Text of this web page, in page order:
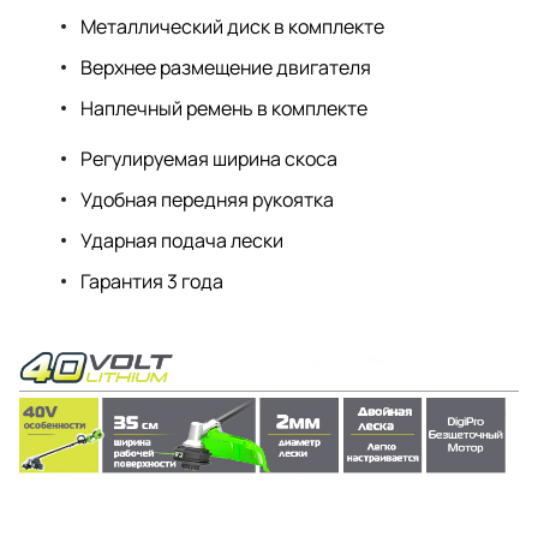
Металлический диск в комплекте
Верхнее размещение двигателя
Наплечный ремень в комплекте
Регулируемая ширина скоса
Удобная передняя рукоятка
Ударная подача лески
Гарантия 3 года